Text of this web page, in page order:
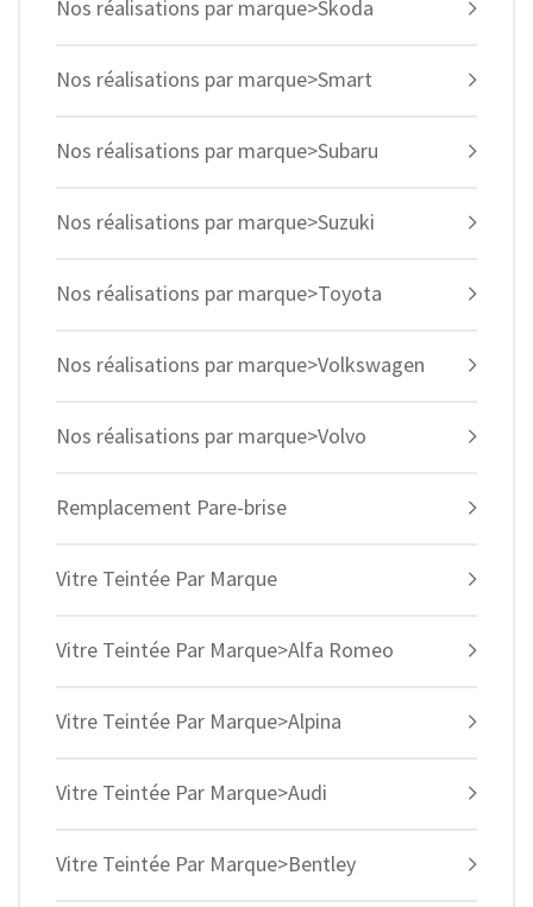
Nos réalisations par marque>Skoda
Nos réalisations par marque>Smart
Nos réalisations par marque>Subaru
Nos réalisations par marque>Suzuki
Nos réalisations par marque>Toyota
Nos réalisations par marque>Volkswagen
Nos réalisations par marque>Volvo
Remplacement Pare-brise
Vitre Teintée Par Marque
Vitre Teintée Par Marque>Alfa Romeo
Vitre Teintée Par Marque>Alpina
Vitre Teintée Par Marque>Audi
Vitre Teintée Par Marque>Bentley